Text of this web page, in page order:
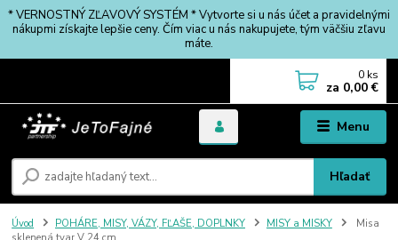
* VERNOSTNÝ ZĽAVOVÝ SYSTÉM * Vytvorte si u nás účet a pravidelnými
nákupmi získajte lepšie ceny. Čím viac u nás nakupujete, tým väčšiu zľavu
máte.
Menu
Hľadať
0 ks
za 0,00 €
Úvod POHÁRE, MISY, VÁZY, FĽAŠE, DOPLNKY MISY a MISKY
Misa